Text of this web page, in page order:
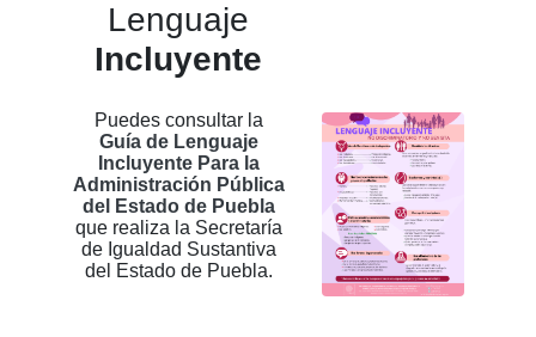
Lenguaje
Incluyente
Puedes consultar la
Guía de Lenguaje
Incluyente Para la
Administración Pública
del Estado de Puebla
que realiza la Secretaría
de Igualdad Sustantiva
del Estado de Puebla.